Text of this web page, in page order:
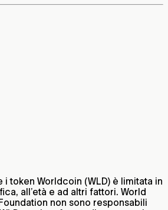
i token Worldcoin (WLD) è limitata in
all’età e ad altri fattori. World
non sono responsabili